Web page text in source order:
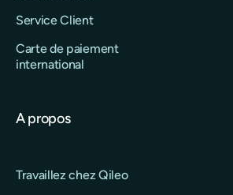
Service Client
Carte de paiement
international
A propos
Travaillez chez Qileo